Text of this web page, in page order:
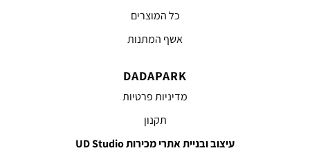
כל המוצרים
אשף המתנות
DADAPARK
מדיניות פרטיות
תקנון
עיצוב ובניית אתרי מכירות UD Studio